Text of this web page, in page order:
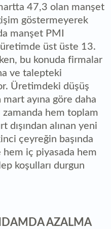
47,3 olan manşet
göstermeyerek
manşet PMI
üst üste 13.
bu konuda firmalar
ve talepteki
Üretimdeki düşüş
ayına göre daha
zamanda hem toplam
alınan yeni
çeyreğin başında
hem iç piyasada hem
koşulları durgun
AZALMA